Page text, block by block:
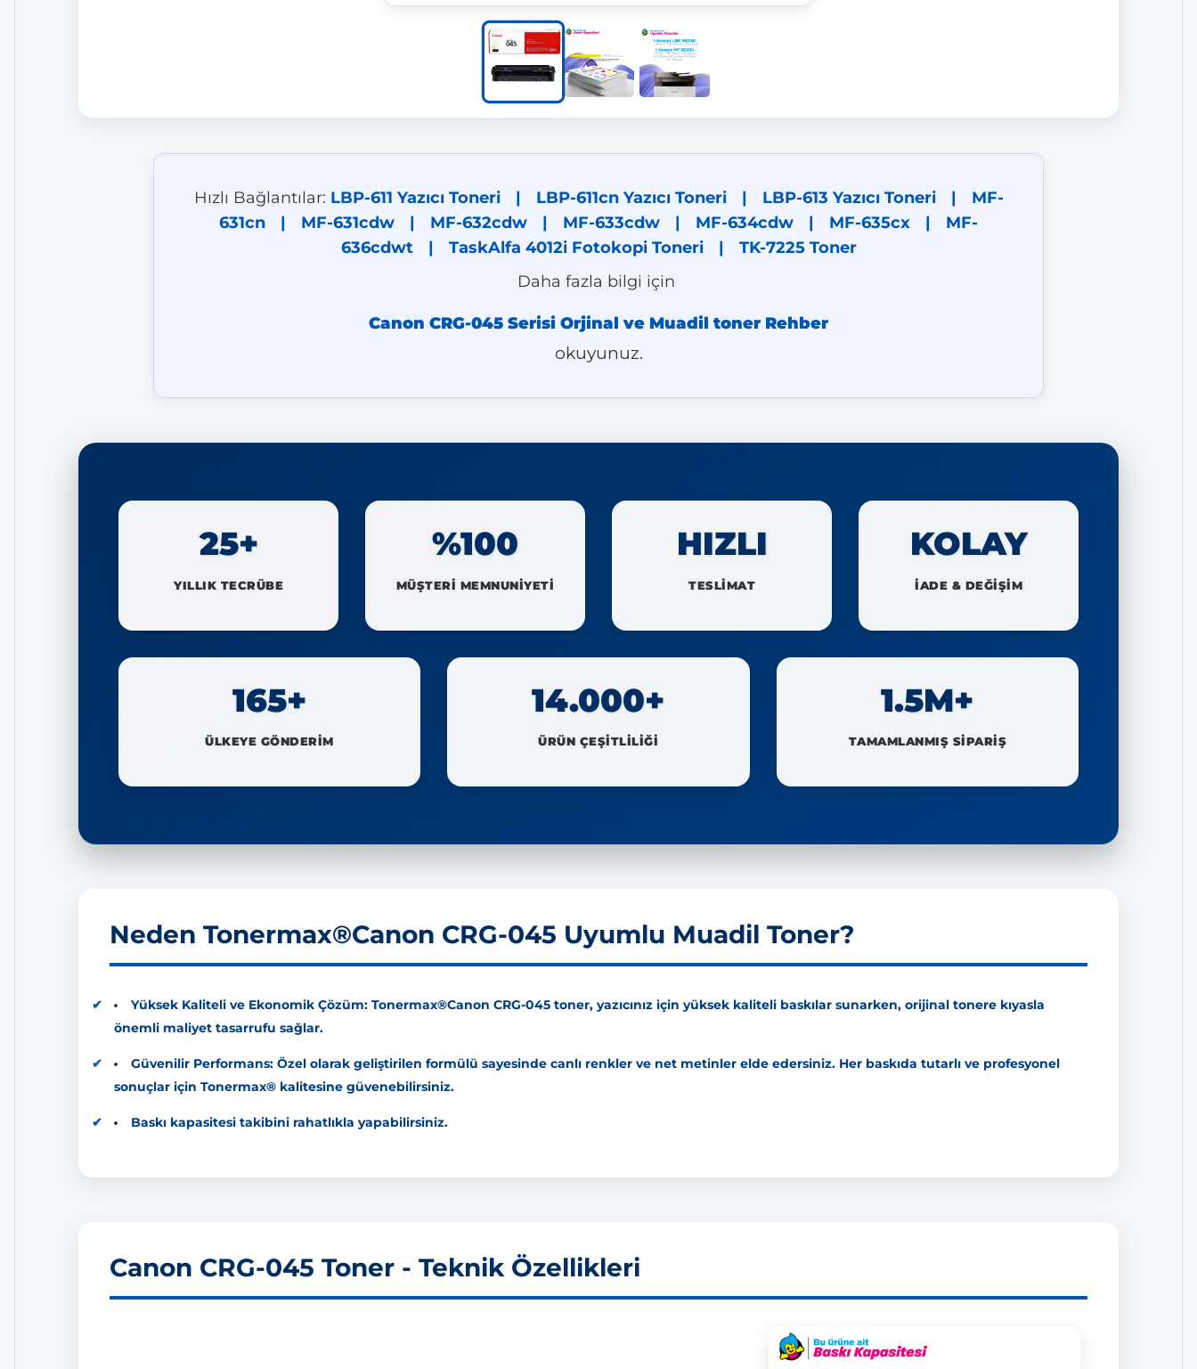
Hızlı Bağlantılar: LBP-611 Yazıcı Toneri | LBP-611cn Yazıcı Toneri | LBP-613 Yazıcı Toneri |
MF-
631cn
| MF-631cdw | MF-632cdw | MF-633cdw | MF-634cdw | MF-635cx |
MF-
636cdwt
| TaskAlfa 4012i Fotokopi Toneri |
TK-7225 Toner
Daha fazla bilgi için
Canon CRG-045 Serisi Orjinal ve Muadil toner Rehber
okuyunuz.
25+
YILLIK TECRÜBE
%100
MÜŞTERİ MEMNUNİYETİ
HIZLI
TESLİMAT
KOLAY
İADE & DEĞİŞİM
165+
ÜLKEYE GÖNDERİM
14.000+
ÜRÜN ÇEŞİTLİLİĞİ
1.5M+
TAMAMLANMIŞ SİPARİŞ
Neden Tonermax®Canon CRG-045 Uyumlu Muadil Toner?
Yüksek Kaliteli ve Ekonomik Çözüm: Tonermax®Canon CRG-045 toner, yazıcınız için yüksek kaliteli baskılar sunarken, orijinal tonere kıyasla
önemli maliyet tasarrufu sağlar.
Güvenilir Performans: Özel olarak geliştirilen formülü sayesinde canlı renkler ve net metinler elde edersiniz. Her baskıda tutarlı ve profesyonel
sonuçlar için Tonermax® kalitesine güvenebilirsiniz.
Baskı kapasitesi takibini rahatlıkla yapabilirsiniz.
Canon CRG-045 Toner - Teknik Özellikleri